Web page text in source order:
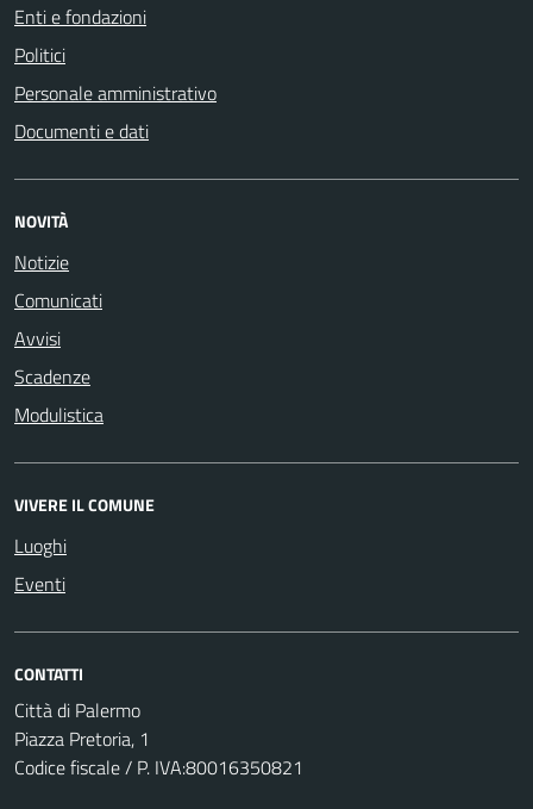
Enti e fondazioni
Politici
Personale amministrativo
Documenti e dati
NOVITÀ
Notizie
Comunicati
Avvisi
Scadenze
Modulistica
VIVERE IL COMUNE
Luoghi
Eventi
CONTATTI
Città di Palermo
Piazza Pretoria, 1
Codice fiscale / P. IVA:80016350821